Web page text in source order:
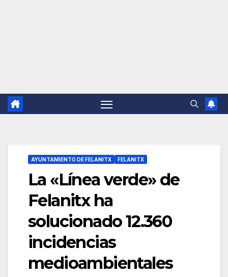
AYUNTAMIENTO DE FELANITX FELANITX
La «Línea verde» de
Felanitx ha
solucionado 12.360
incidencias
medioambientales